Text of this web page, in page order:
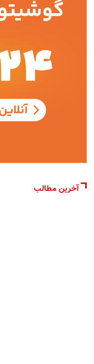
آخرین مطالب